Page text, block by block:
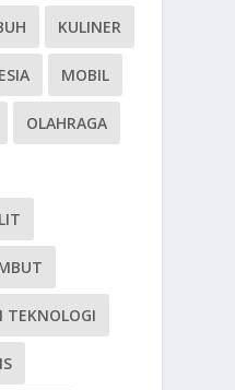
KULINER
MOBIL
OLAHRAGA
TEKNOLOGI